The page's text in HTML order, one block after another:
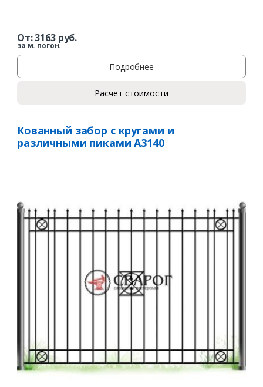
Ваш телефон*
От:3163руб.
за м. погон.
Подробнее
Расчет стоимости
Кованный забор с кругами и
различными пиками А3140